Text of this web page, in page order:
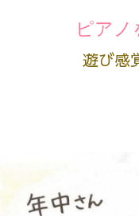
ピアノ
遊び感